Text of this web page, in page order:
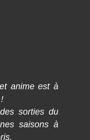
anime est à
sorties du
saisons à